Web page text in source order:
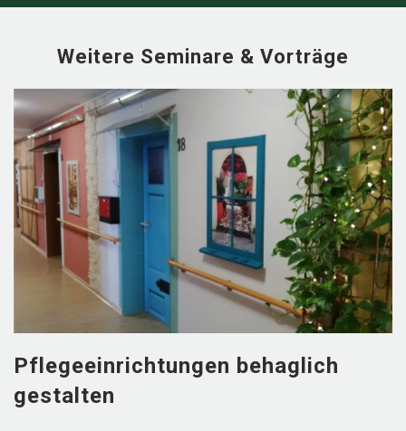
Weitere Seminare & Vorträge
Pflegeeinrichtungen behaglich
gestalten